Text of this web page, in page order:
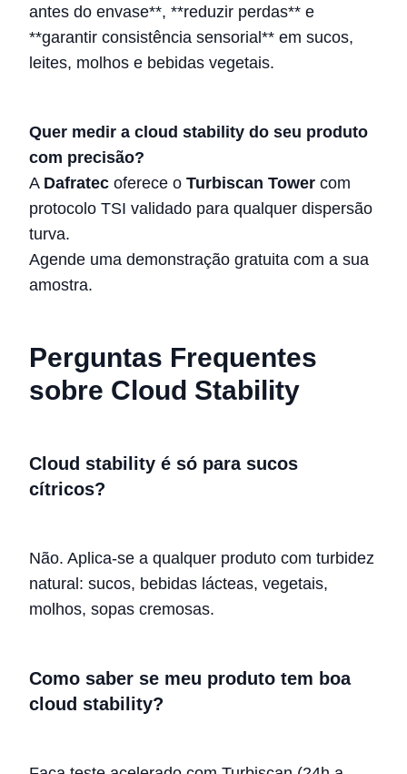
antes do envase**, **reduzir perdas** e
**garantir consistência sensorial** em sucos,
leites, molhos e bebidas vegetais.
Quer medir a cloud stability do seu produto
com precisão?
A Dafratec oferece o Turbiscan Tower com
protocolo TSI validado para qualquer dispersão
turva.
Agende uma demonstração gratuita com a sua
amostra.
Perguntas Frequentes
sobre Cloud Stability
Cloud stability é só para sucos
cítricos?
Não. Aplica-se a qualquer produto com turbidez
natural: sucos, bebidas lácteas, vegetais,
molhos, sopas cremosas.
Como saber se meu produto tem boa
cloud stability?